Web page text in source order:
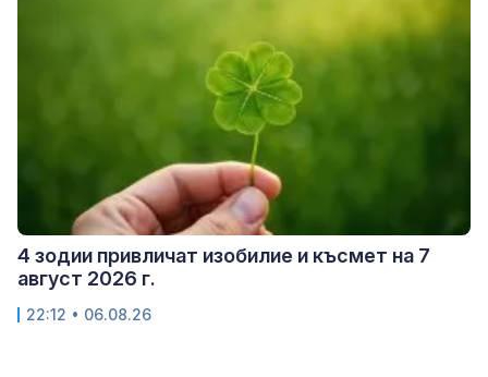
4 зодии привличат изобилие и късмет на 7
август 2026 г.
22:12 • 06.08.26